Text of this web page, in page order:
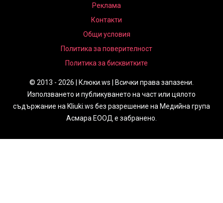
Реклама
Контакти
Общи условия
Политика за поверителност
Политика за бисквитките
© 2013 - 2026 | Клюки.ws | Всички права запазени.
Използването и публикуването на част или цялото
съдържание на Kliuki.ws без разрешение на Медийна група
Асмара ЕООД е забранено.